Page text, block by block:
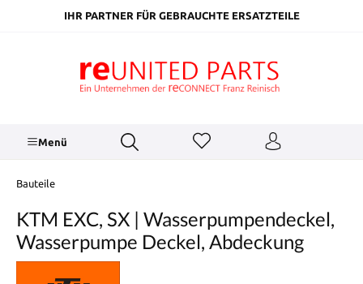
springenIHR PARTNER FÜR GEBRAUCHTE ERSATZTEILE
Menü
Bauteile
KTM EXC, SX | Wasserpumpendeckel,
Wasserpumpe Deckel, Abdeckung